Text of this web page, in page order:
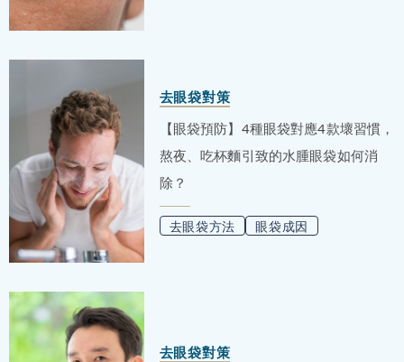
去眼袋對策
【眼袋預防】4種眼袋對應4款壞習慣，
熬夜、吃杯麵引致的水腫眼袋如何消
除？
去眼袋方法 眼袋成因
去眼袋對策